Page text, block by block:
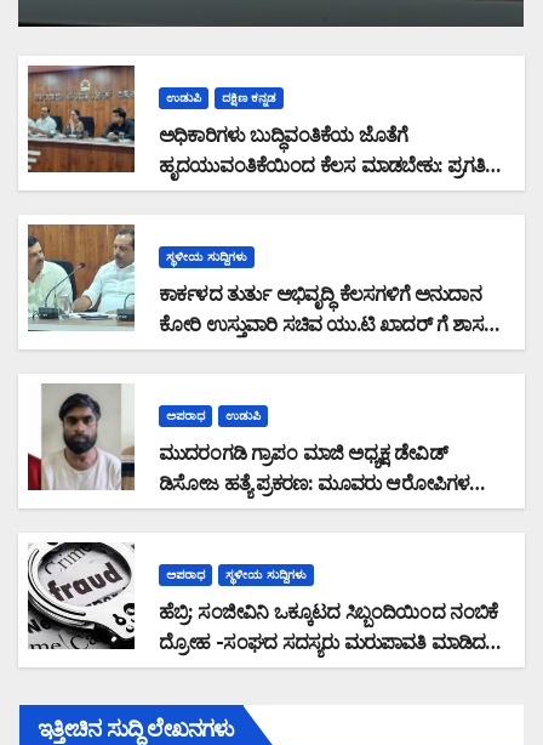
ಕುಮಾರ್ ಆಕ್ರೋಶ
ಉಡುಪಿ ದಕ್ಷಿಣ ಕನ್ನಡ
ಅಧಿಕಾರಿಗಳು ಬುದ್ಧಿವಂತಿಕೆಯ ಜೊತೆಗೆ
ಹೃದಯುವಂತಿಕೆಯಿಂದ ಕೆಲಸ ಮಾಡಬೇಕು: ಪ್ರಗತಿ
ಪರಿಶೀಲನಾ ಸಭೆಯಲ್ಲಿ ಅಧಿಕಾರಿಗಳಿಗೆ ಆರೋಗ್ಯ
ಸ್ಥಳೀಯ ಸುದ್ದಿಗಳು
ಕಾರ್ಕಳದ ತುರ್ತು ಅಭಿವೃದ್ಧಿ ಕೆಲಸಗಳಿಗೆ ಅನುದಾನ
ಕೋರಿ ಉಸ್ತುವಾರಿ ಸಚಿವ ಯು.ಟಿ ಖಾದರ್ ಗೆ ಶಾಸಕ
ಸುನಿಲ್‌ ಕುಮಾರ್‌ ಮನವಿ
ಅಪರಾಧ ಉಡುಪಿ
ಮುದರಂಗಡಿ ಗ್ರಾಪಂ ಮಾಜಿ ಅಧ್ಯಕ್ಷ ಡೇವಿಡ್
ಡಿಸೋಜ ಹತ್ಯೆ ಪ್ರಕರಣ: ಮೂವರು ಆರೋಪಿಗಳ
ಬಂಧನ
ಅಪರಾಧ ಸ್ಥಳೀಯ ಸುದ್ದಿಗಳು
ಹೆಬ್ರಿ: ಸಂಜೀವಿನಿ ಒಕ್ಕೂಟದ ಸಿಬ್ಬಂದಿಯಿಂದ ನಂಬಿಕೆ
ದ್ರೋಹ -ಸಂಘದ ಸದಸ್ಯರು ಮರುಪಾವತಿ ಮಾಡಿದ
ಸಾಲ ಜಮಾ ಮಾಡದೆ 28,19,489 ರೂ. ವಂಚನೆ
ಇತ್ತೀಚಿನ ಸುದ್ದಿ ಲೇಖನಗಳು